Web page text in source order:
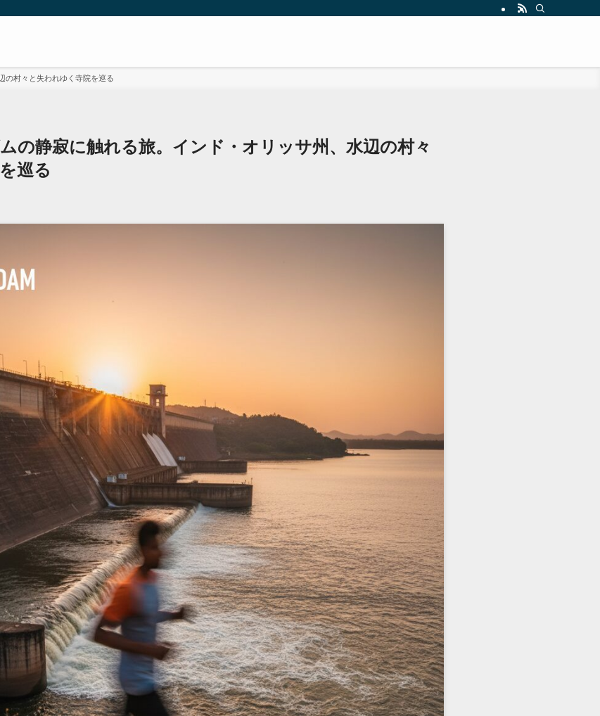
の村々と失われゆく寺院を巡る
の静寂に触れる旅。インド・オリッサ州、水辺の村々
巡る